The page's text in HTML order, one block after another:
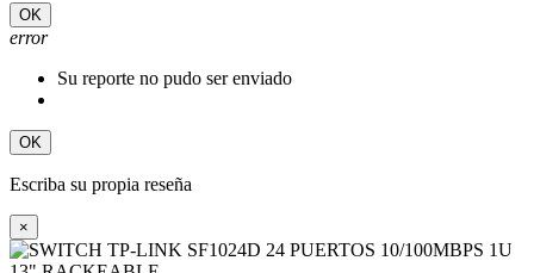
OK
error
Su reporte no pudo ser enviado
OK
Escriba su propia reseña
×